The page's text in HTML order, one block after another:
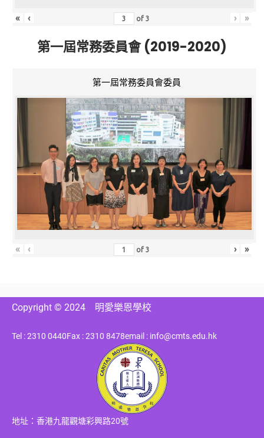
« ‹ of3 › »
第一屆常務委員會 (2019-2020)
第一屆常務委員會委員
« ‹ of3 › »
Copyright © 2024 明愛樂恩學校
Tel : 2310 0440Fax : 2310 8478email : info@cmts.edu.hk
地址：香港九龍觀塘彩興路20號